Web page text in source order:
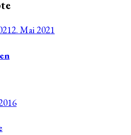
2. Mai 2021